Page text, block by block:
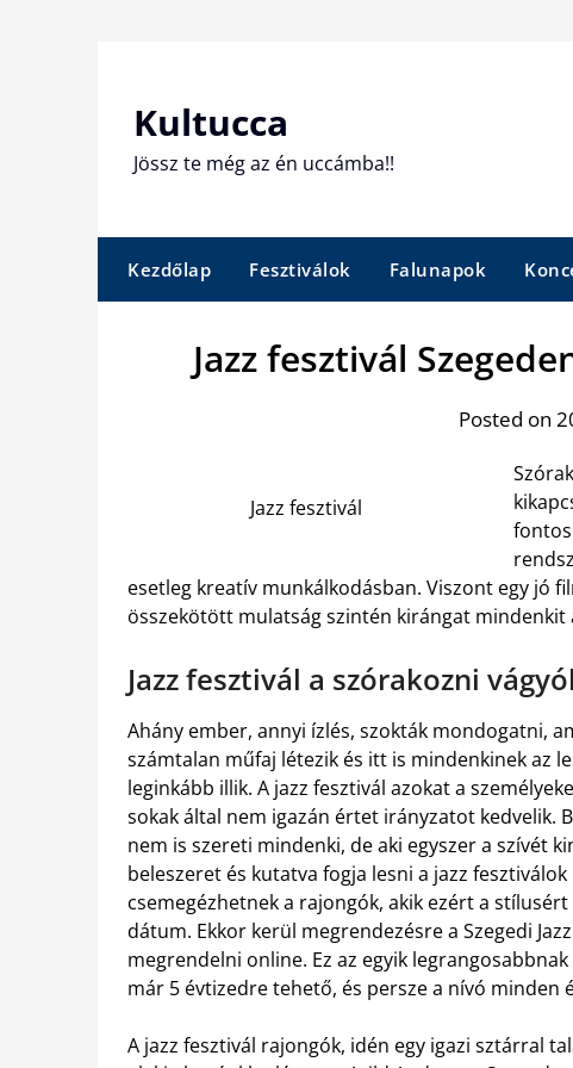
Kultucca
Jössz te még az én uccámba!!
Kezdőlap Fesztiválok Falunapok
Jazz fesztivál
Posted on
Jazz fesztivál
esetleg kreatív munkálkodásban. Viszont egy jó
összekötött mulatság szintén kirángat
Jazz fesztivál a szórakozni
Ahány ember, annyi ízlés, szokták mondogatni,
számtalan műfaj létezik és itt is mindenkinek az
leginkább illik. A jazz fesztivál azokat a
sokak által nem igazán értet irányzatot kedvelik.
nem is szereti mindenki, de aki egyszer a szívét
beleszeret és kutatva fogja lesni a jazz
csemegézhetnek a rajongók, akik ezért a
dátum. Ekkor kerül megrendezésre a Szegedi
megrendelni online. Ez az egyik
már 5 évtizedre tehető, és persze a nívó minden
A jazz fesztivál rajongók, idén egy igazi sztárral